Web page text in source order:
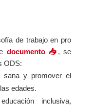
de trabajo en pro
documento 📥 , se
ODS:
sana y promover el
edades.
inclusiva,